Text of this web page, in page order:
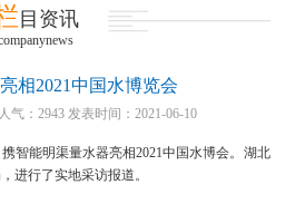
目资讯
相2021中国水博览会
气：2943 发表时间：2021-06-10
智能明渠量水器亮相2021中国水博会。湖北
进行了实地采访报道。